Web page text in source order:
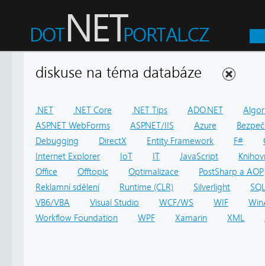
diskuse na téma databáze
.NET .NET Core .NET Tips ADO.NET
ASP.NET WebForms
ASP.NET/IIS Azure
Debugging
DirectX Entity Framework F#
Internet Explorer
IoT IT JavaScript
Office
Offtopic Optimalizace
PostSharp a AOP
Reklamní sdělení
Runtime (CLR) Silverlight
SQL
VB6/VBA
Visual Studio WCF/WS WIF
Workflow Foundation
WPF Xamarin XML